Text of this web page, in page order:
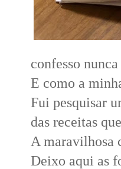
confesso
E como a
Fui pesquisar
das receitas
A maravilhosa
Deixo aqui as